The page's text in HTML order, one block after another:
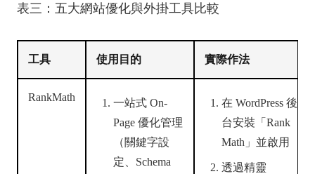
表三：五大網站優化與外掛工具比較
工具 使用目的 實際作法
RankMath
一站式 On-
Page 優化管理
（關鍵字設
定、Schema
在 WordPress 後
台安裝「Rank
Math」並啟用
透過精靈